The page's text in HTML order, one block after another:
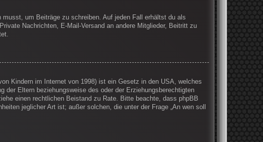
um Beiträge zu schreiben. Auf jeden Fall erhältst du als
Nachrichten, E-Mail-Versand an andere Mitglieder, Beitritt zu
Kindern im Internet von 1998) ist ein Gesetz in den USA, welches
Eltern beziehungsweise des oder der Erziehungsberechtigten
einen rechtlichen Beistand zu Rate. Bitte beachte, dass phpBB
jeglicher Art ist; außer solchen, die unter der Frage „An wen soll